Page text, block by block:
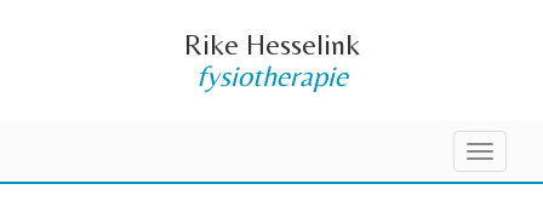
Rike Hesselink
fysiotherapie
Toggle